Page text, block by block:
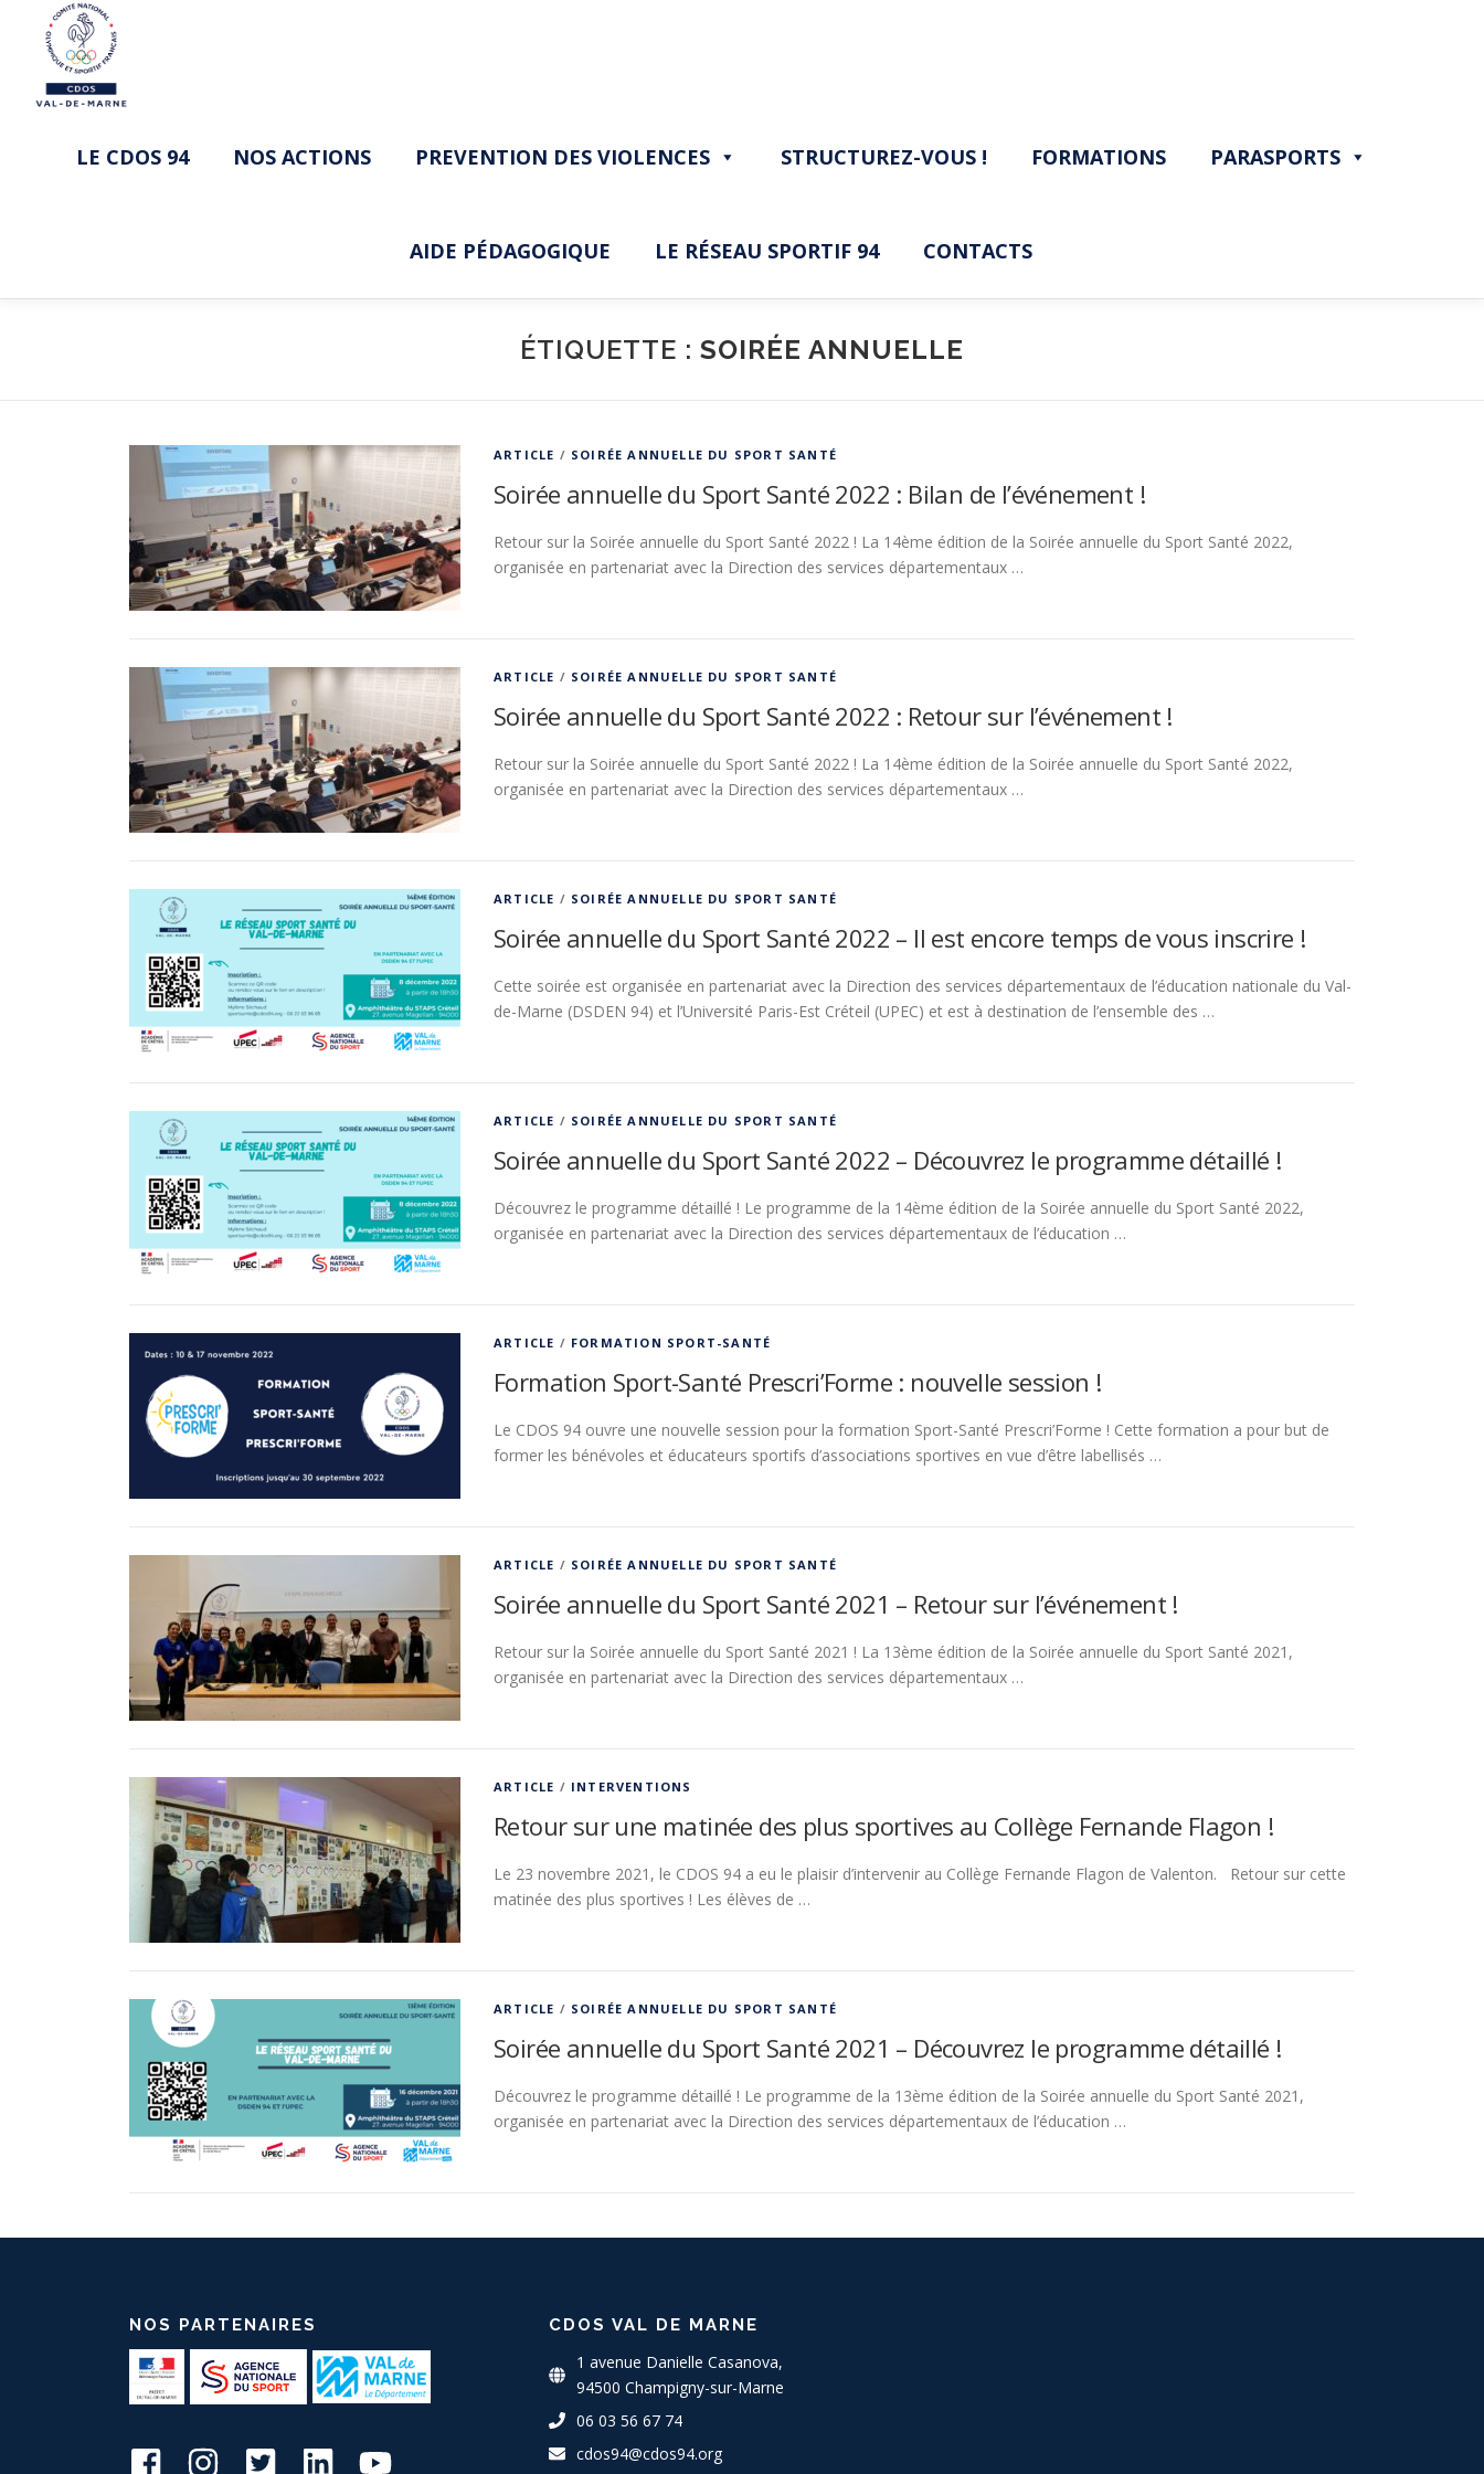
Aller au contenu
LE CDOS 94 NOS ACTIONS PREVENTION DES VIOLENCES STRUCTUREZ-VOUS ! FORMATIONS PARASPORTS
AIDE PÉDAGOGIQUE LE RÉSEAU SPORTIF 94 CONTACTS
ÉTIQUETTE : SOIRÉE ANNUELLE
ARTICLE / SOIRÉE ANNUELLE DU SPORT SANTÉ
Soirée annuelle du Sport Santé 2022 : Bilan de l’événement !
Retour sur la Soirée annuelle du Sport Santé 2022 ! La 14ème édition de la Soirée annuelle du Sport Santé 2022,
organisée en partenariat avec la Direction des services départementaux …
ARTICLE / SOIRÉE ANNUELLE DU SPORT SANTÉ
Soirée annuelle du Sport Santé 2022 : Retour sur l’événement !
Retour sur la Soirée annuelle du Sport Santé 2022 ! La 14ème édition de la Soirée annuelle du Sport Santé 2022,
organisée en partenariat avec la Direction des services départementaux …
ARTICLE / SOIRÉE ANNUELLE DU SPORT SANTÉ
Soirée annuelle du Sport Santé 2022 – Il est encore temps de vous inscrire !
Cette soirée est organisée en partenariat avec la Direction des services départementaux de l’éducation nationale du Val-
de-Marne (DSDEN 94) et l’Université Paris-Est Créteil (UPEC) et est à destination de l’ensemble des …
ARTICLE / SOIRÉE ANNUELLE DU SPORT SANTÉ
Soirée annuelle du Sport Santé 2022 – Découvrez le programme détaillé !
Découvrez le programme détaillé ! Le programme de la 14ème édition de la Soirée annuelle du Sport Santé 2022,
organisée en partenariat avec la Direction des services départementaux de l’éducation …
ARTICLE / FORMATION SPORT-SANTÉ
Formation Sport-Santé Prescri’Forme : nouvelle session !
Le CDOS 94 ouvre une nouvelle session pour la formation Sport-Santé Prescri’Forme ! Cette formation a pour but de
former les bénévoles et éducateurs sportifs d’associations sportives en vue d’être labellisés …
ARTICLE / SOIRÉE ANNUELLE DU SPORT SANTÉ
Soirée annuelle du Sport Santé 2021 – Retour sur l’événement !
Retour sur la Soirée annuelle du Sport Santé 2021 ! La 13ème édition de la Soirée annuelle du Sport Santé 2021,
organisée en partenariat avec la Direction des services départementaux …
ARTICLE / INTERVENTIONS
Retour sur une matinée des plus sportives au Collège Fernande Flagon !
Le 23 novembre 2021, le CDOS 94 a eu le plaisir d’intervenir au Collège Fernande Flagon de Valenton. Retour sur cette
matinée des plus sportives ! Les élèves de …
ARTICLE / SOIRÉE ANNUELLE DU SPORT SANTÉ
Soirée annuelle du Sport Santé 2021 – Découvrez le programme détaillé !
Découvrez le programme détaillé ! Le programme de la 13ème édition de la Soirée annuelle du Sport Santé 2021,
organisée en partenariat avec la Direction des services départementaux de l’éducation …
NOS PARTENAIRES CDOS VAL DE MARNE
1 avenue Danielle Casanova,
94500 Champigny-sur-Marne
06 03 56 67 74
cdos94@cdos94.org